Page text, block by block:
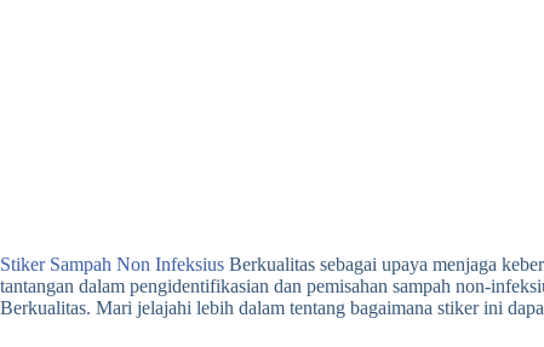
Stiker Sampah Non Infeksius Berkualitas sebagai upaya menjaga
tantangan dalam pengidentifikasian dan pemisahan sampah non-
Berkualitas. Mari jelajahi lebih dalam tentang bagaimana stiker ini